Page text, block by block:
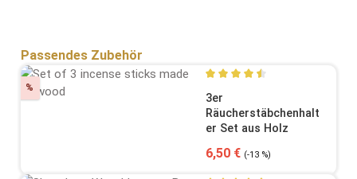
Produktgalerie überspringen
Passendes Zubehör
% Rabatt Durchschnittliche
3er
Räucherstäbchenhalt
er Set aus Holz
Verkaufspreis:
6,50 € Regulärer Preis:
(-13 %)